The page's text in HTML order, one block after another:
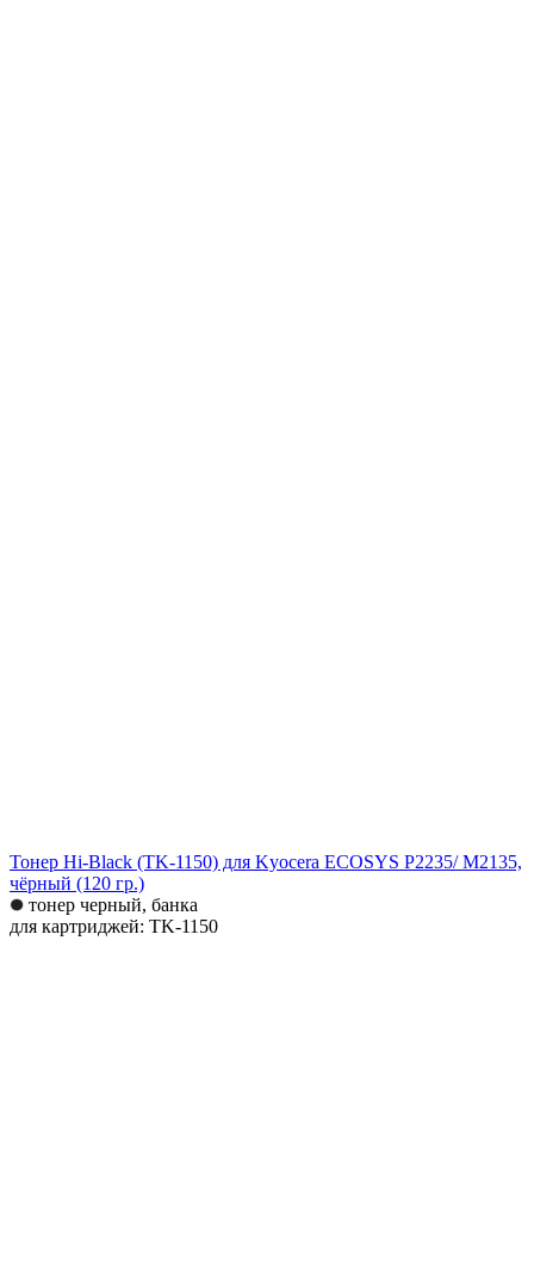
Тонер Hi-Black (TK-1150) для Kyocera ECOSYS P2235/ M2135,
чёрный (120 гр.)
тонер черный, банка
для картриджей: TK-1150